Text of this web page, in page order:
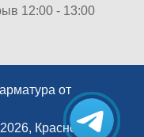
12:00 - 13:00
от
Краснодар